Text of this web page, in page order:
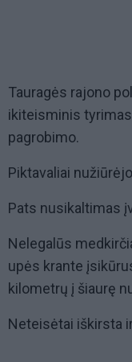
Tauragės rajono
ikiteisminis
pagrobimo.
Piktavaliai
Pats nusikaltimas
Nelegalūs
upės krante
kilometrų į šiaurę
Neteisėtai iškirsta